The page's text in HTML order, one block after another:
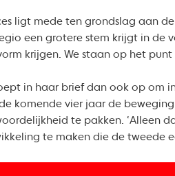
ligt mede ten grondslag aan
een grotere stem krijgt in de
krijgen. We staan op het punt
in haar brief dan ook op om
komende vier jaar de
te pakken. ‘Alleen
te maken die de tweede